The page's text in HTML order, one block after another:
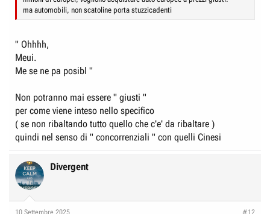
ma automobili, non scatoline porta stuzzicadenti
" Ohhhh,
Meui.
Me se ne pa posibl "
Non potranno mai essere " giusti "
per come viene inteso nello specifico
( se non ribaltando tutto quello che c'e' da ribaltare )
quindi nel senso di " concorrenziali " con quelli Cinesi
Divergent